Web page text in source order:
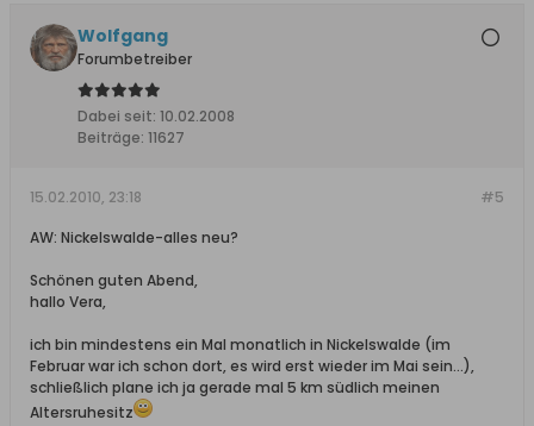
Wolfgang
Forumbetreiber
Dabei seit: 10.02.2008
Beiträge: 11627
#5
15.02.2010, 23:18
AW: Nickelswalde-alles neu?
Schönen guten Abend,
hallo Vera,
ich bin mindestens ein Mal monatlich in Nickelswalde (im
Februar war ich schon dort, es wird erst wieder im Mai sein...),
schließlich plane ich ja gerade mal 5 km südlich meinen
Altersruhesitz